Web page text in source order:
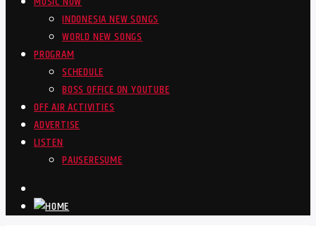
INDONESIA NEW SONGS
WORLD NEW SONGS
PROGRAM
SCHEDULE
BOSS OFFICE ON YOUTUBE
OFF AIR ACTIVITIES
ADVERTISE
LISTEN
PAUSERESUME